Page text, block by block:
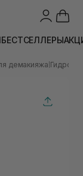
БЕСТСЕЛЛЕРЫ
демакияжа